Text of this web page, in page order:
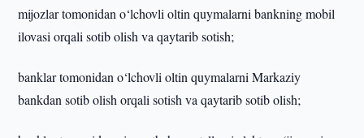
mijozlar tomonidan o‘lchovli oltin quymalarni bankning mobil
ilovasi orqali sotib olish va qaytarib sotish;
banklar tomonidan o‘lchovli oltin quymalarni Markaziy
bankdan sotib olish orqali sotish va qaytarib sotib olish;